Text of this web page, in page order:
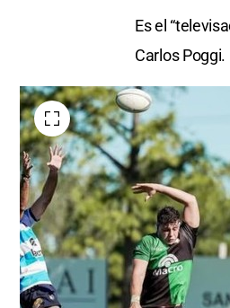
Es el
Carlos Poggi.